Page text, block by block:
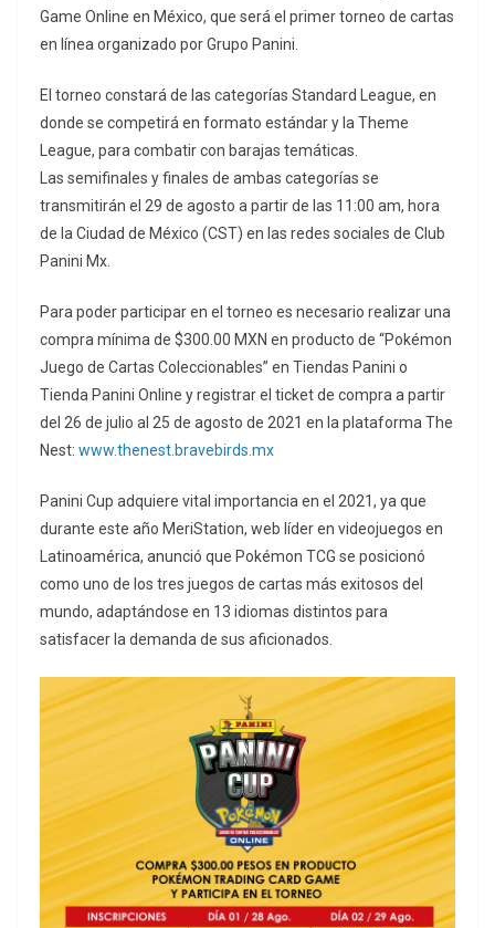
Game Online en México, que será el primer torneo de cartas
en línea organizado por Grupo Panini.
El torneo constará de las categorías Standard League, en
donde se competirá en formato estándar y la Theme
League, para combatir con barajas temáticas.
Las semifinales y finales de ambas categorías se
transmitirán el 29 de agosto a partir de las 11:00 am, hora
de la Ciudad de México (CST) en las redes sociales de Club
Panini Mx.
Para poder participar en el torneo es necesario realizar una
compra mínima de $300.00 MXN en producto de “Pokémon
Juego de Cartas Coleccionables” en Tiendas Panini o
Tienda Panini Online y registrar el ticket de compra a partir
del 26 de julio al 25 de agosto de 2021 en la plataforma The
Nest: www.thenest.bravebirds.mx
Panini Cup adquiere vital importancia en el 2021, ya que
durante este año MeriStation, web líder en videojuegos en
Latinoamérica, anunció que Pokémon TCG se posicionó
como uno de los tres juegos de cartas más exitosos del
mundo, adaptándose en 13 idiomas distintos para
satisfacer la demanda de sus aficionados.